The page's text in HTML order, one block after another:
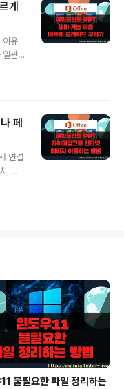
게
이유
일관
면
신
과
본 메
빠른
수
페
연결
, 다
작
실
장
메뉴
리
의
불필요한 파일 정리하는